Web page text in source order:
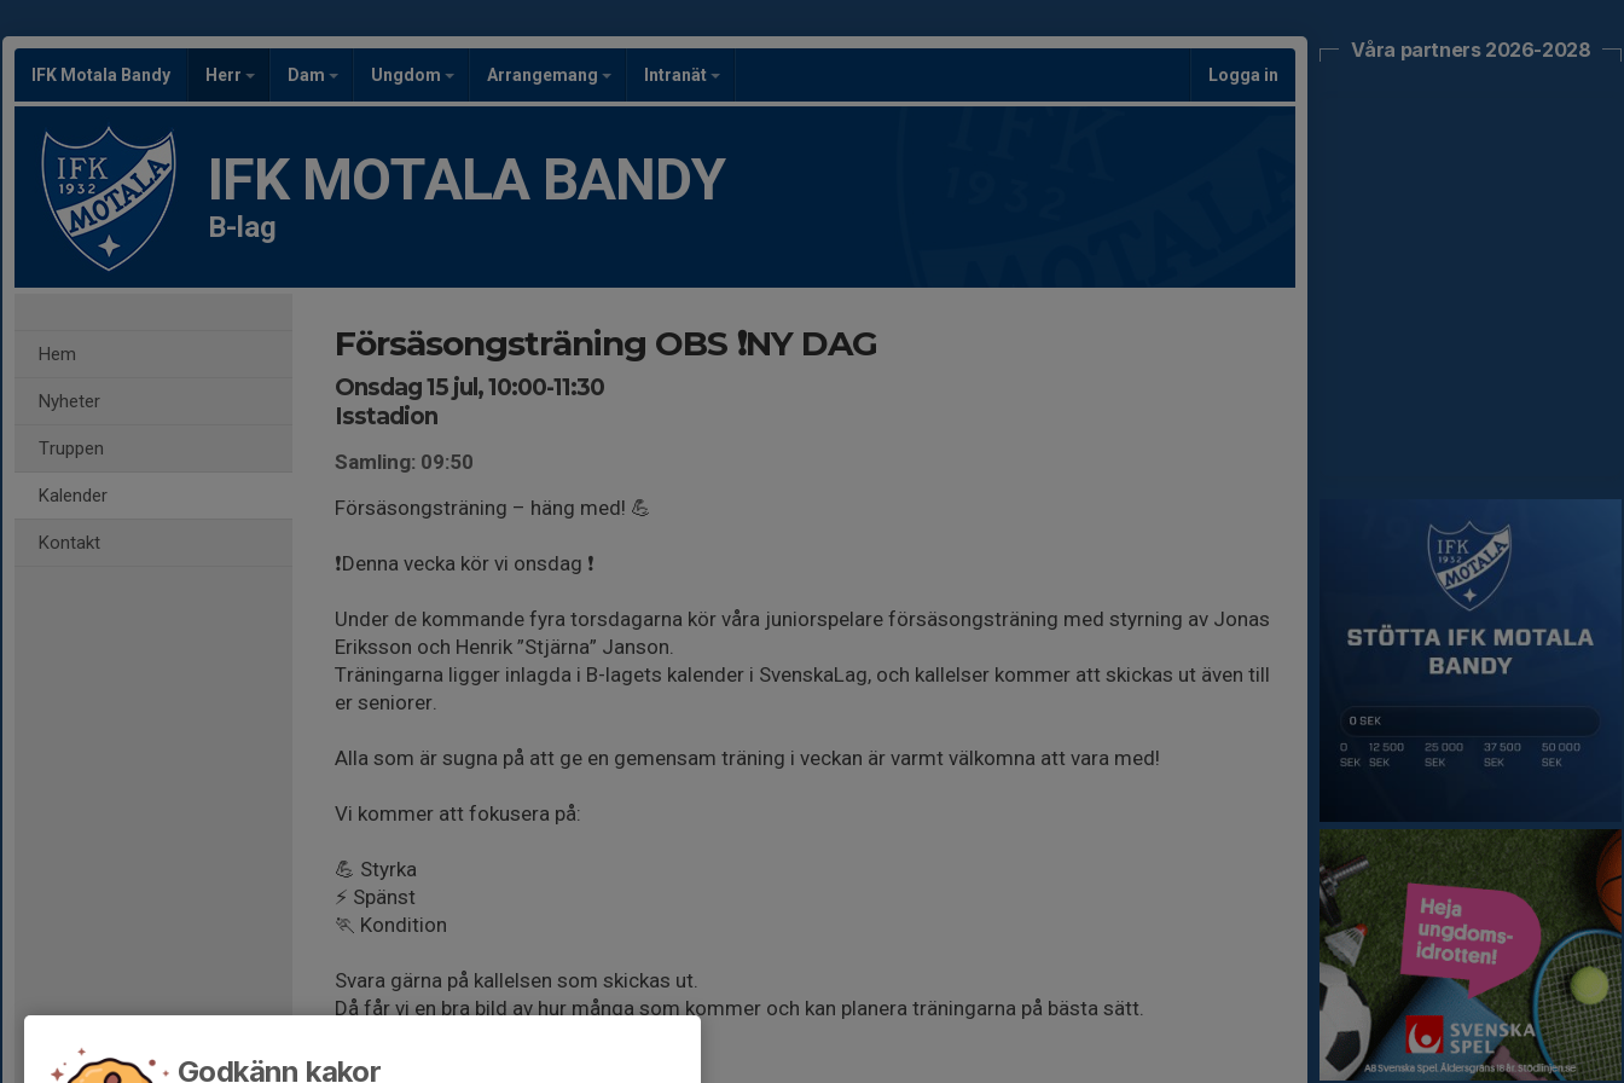
IFK Motala Bandy Herr Dam Ungdom Arrangemang Intranät Logga in
IFK MOTALA BANDY
B-lag
Hem
Nyheter
Truppen
Kalender
Kontakt
Försäsongsträning OBS ❗️NY DAG
Onsdag 15 jul, 10:00-11:30
Isstadion
Samling: 09:50
Försäsongsträning – häng med! 💪
❗️Denna vecka kör vi onsdag ❗️
Under de kommande fyra torsdagarna kör våra juniorspelare försäsongsträning med styrning av Jonas
Eriksson och Henrik ”Stjärna” Janson.
Träningarna ligger inlagda i B-lagets kalender i SvenskaLag, och kallelser kommer att skickas ut även till
er seniorer.
Alla som är sugna på att ge en gemensam träning i veckan är varmt välkomna att vara med!
Vi kommer att fokusera på:
💪 Styrka
⚡ Spänst
🏃 Kondition
Svara gärna på kallelsen som skickas ut.
Då får vi en bra bild av hur många som kommer och kan planera träningarna på bästa sätt.
Våra partners 2026-2028
Godkänn kakor